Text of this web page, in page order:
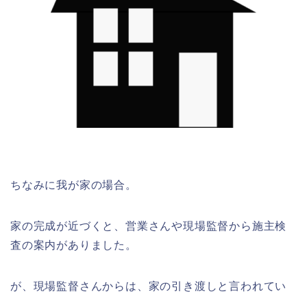
ちなみに我が家の場合。
家の完成が近づくと、営業さんや現場監督から施主検
査の案内がありました。
が、現場監督さんからは、家の引き渡しと言われてい